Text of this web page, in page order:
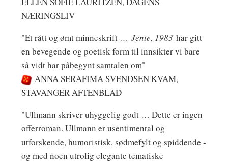
NÆRINGSLIV
"Et rått og ømt minneskrift … Jente, 1983 har gitt
en bevegende og poetisk form til innsikter vi bare
så vidt har påbegynt samtalen om"
ANNA SERAFIMA SVENDSEN KVAM,
STAVANGER AFTENBLAD
"Ullmann skriver uhyggelig godt … Dette er ingen
offerroman. Ullmann er usentimental og
utforskende, humoristisk, sødmefylt og spiddende -
og med noen utrolig elegante tematiske